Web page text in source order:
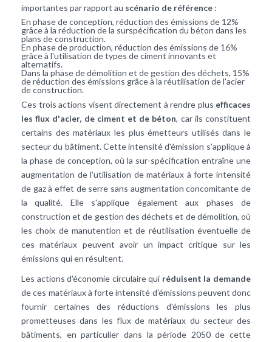
importantes par rapport au scénario de référence :
En phase de conception, réduction des émissions de 12%
grâce à la réduction de la surspécification du béton dans les
plans de construction.
En phase de production, réduction des émissions de 16%
grâce à l'utilisation de types de ciment innovants et
alternatifs.
Dans la phase de démolition et de gestion des déchets, 15%
de réduction des émissions grâce à la réutilisation de l'acier
de construction.
Ces trois actions visent directement à rendre plus efficaces
les flux d'acier, de ciment et de béton, car ils constituent
certains des matériaux les plus émetteurs utilisés dans le
secteur du bâtiment. Cette intensité d'émission s'applique à
la phase de conception, où la sur-spécification entraîne une
augmentation de l'utilisation de matériaux à forte intensité
de gaz à effet de serre sans augmentation concomitante de
la qualité. Elle s'applique également aux phases de
construction et de gestion des déchets et de démolition, où
les choix de manutention et de réutilisation éventuelle de
ces matériaux peuvent avoir un impact critique sur les
émissions qui en résultent.
Les actions d'économie circulaire qui réduisent la demande
de ces matériaux à forte intensité d'émissions peuvent donc
fournir certaines des réductions d'émissions les plus
prometteuses dans les flux de matériaux du secteur des
bâtiments, en particulier dans la période 2050 de cette